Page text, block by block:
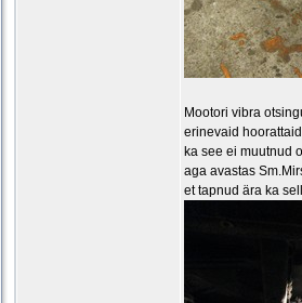
Mootori vibra
erinevaid
ka see ei muutnud
aga avastas
et tapnud ära ka